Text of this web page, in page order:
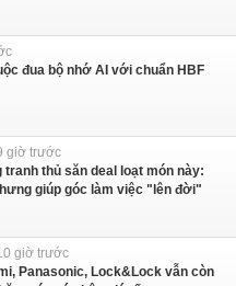
đua bộ nhớ AI với chuẩn HBF
giờ trước
tranh thủ săn deal loạt món này:
giúp góc làm việc "lên đời"
giờ trước
Panasonic, Lock&Lock vẫn còn